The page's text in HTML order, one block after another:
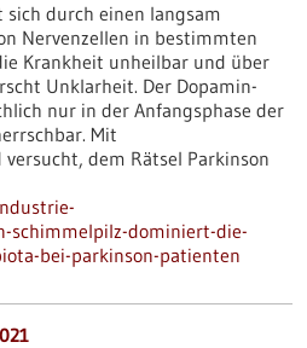
sich durch einen langsam
Nervenzellen in bestimmten
Krankheit unheilbar und über
Unklarheit. Der Dopamin-
nur in der Anfangsphase der
Mit
dem Rätsel Parkinson
dominiert-die-
bei-parkinson-patienten